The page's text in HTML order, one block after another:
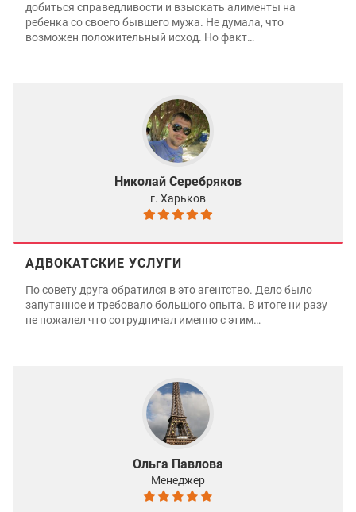
добиться справедливости и взыскать алименты на
ребенка со своего бывшего мужа. Не думала, что
возможен положительный исход. Но факт…
Николай Серебряков
г. Харьков
АДВОКАТСКИЕ УСЛУГИ
По совету друга обратился в это агентство. Дело было
запутанное и требовало большого опыта. В итоге ни разу
не пожалел что сотрудничал именно с этим…
Ольга Павлова
Менеджер